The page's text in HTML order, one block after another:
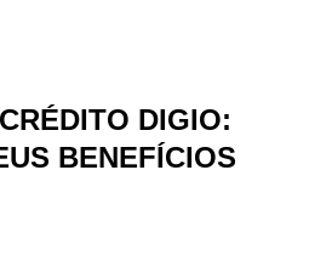
DIGIO:
BENEFÍCIOS